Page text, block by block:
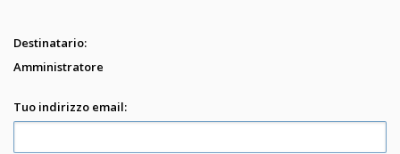
Destinatario:
Amministratore
Tuo indirizzo email: